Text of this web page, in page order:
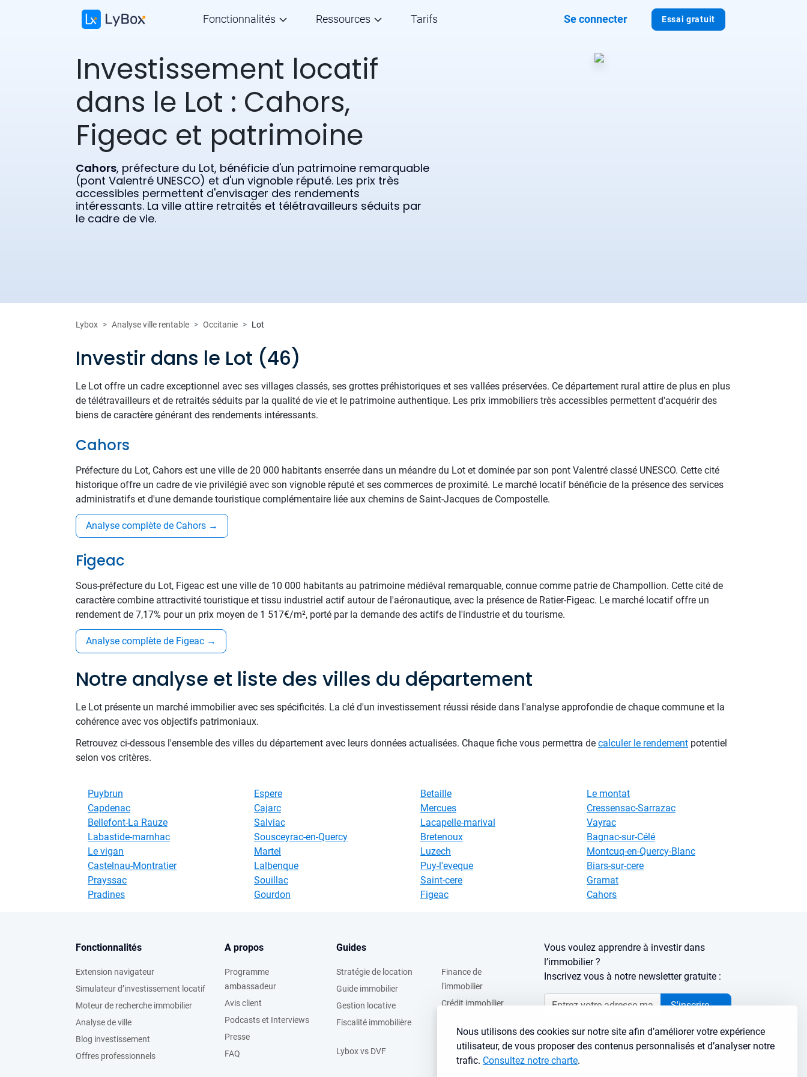
Nous utilisons des cookies sur notre site afin d’améliorer votre expérience
utilisateur, de vous proposer des contenus personnalisés et d’analyser notre
trafic. Consultez notre charte.
Essai gratuit
Fonctionnalités Ressources Tarifs Se connecter
Investissement locatif
dans le Lot : Cahors,
Figeac et patrimoine
Cahors, préfecture du Lot, bénéficie d'un patrimoine remarquable
(pont Valentré UNESCO) et d'un vignoble réputé. Les prix très
accessibles permettent d'envisager des rendements
intéressants. La ville attire retraités et télétravailleurs séduits par
le cadre de vie.
Lybox Analyse ville rentable Occitanie Lot
Investir dans le Lot (46)
Le Lot offre un cadre exceptionnel avec ses villages classés, ses grottes préhistoriques et ses vallées préservées. Ce département rural attire de plus en plus
de télétravailleurs et de retraités séduits par la qualité de vie et le patrimoine authentique. Les prix immobiliers très accessibles permettent d'acquérir des
biens de caractère générant des rendements intéressants.
Cahors
Préfecture du Lot, Cahors est une ville de 20 000 habitants enserrée dans un méandre du Lot et dominée par son pont Valentré classé UNESCO. Cette cité
historique offre un cadre de vie privilégié avec son vignoble réputé et ses commerces de proximité. Le marché locatif bénéficie de la présence des services
administratifs et d'une demande touristique complémentaire liée aux chemins de Saint-Jacques de Compostelle.
Analyse complète de Cahors →
Figeac
Sous-préfecture du Lot, Figeac est une ville de 10 000 habitants au patrimoine médiéval remarquable, connue comme patrie de Champollion. Cette cité de
caractère combine attractivité touristique et tissu industriel actif autour de l'aéronautique, avec la présence de Ratier-Figeac. Le marché locatif offre un
rendement de 7,17% pour un prix moyen de 1 517€/m², porté par la demande des actifs de l'industrie et du tourisme.
Analyse complète de Figeac →
Notre analyse et liste des villes du département
Le Lot présente un marché immobilier avec ses spécificités. La clé d'un investissement réussi réside dans l'analyse approfondie de chaque commune et la
cohérence avec vos objectifs patrimoniaux.
Retrouvez ci-dessous l'ensemble des villes du département avec leurs données actualisées. Chaque fiche vous permettra de calculer le rendement potentiel
selon vos critères.
Puybrun Espere Betaille
Le montat
Capdenac
Cajarc Mercues
Cressensac-Sarrazac
Bellefont-La Rauze
Salviac Lacapelle-marival
Vayrac
Labastide-marnhac
Sousceyrac-en-Quercy Bretenoux
Bagnac-sur-Célé
Le vigan
Martel Luzech
Montcuq-en-Quercy-Blanc
Castelnau-Montratier
Lalbenque Puy-l'eveque
Biars-sur-cere
Prayssac
Souillac Saint-cere
Gramat
Pradines
Gourdon Figeac Cahors
Fonctionnalités
Extension navigateur
Simulateur d’investissement locatif
Moteur de recherche immobilier
Analyse de ville
Blog investissement
Offres professionnels
A propos
Programme
ambassadeur
Avis client
Podcasts et Interviews
Presse
FAQ
Guides
Stratégie de location
Guide immobilier
Gestion locative
Fiscalité immobilière
Finance de
l'immobilier
Crédit immobilier
immobilier
Lybox vs DVF
Vous voulez apprendre à investir dans
l’immobilier ?
Inscrivez vous à notre newsletter gratuite :
S'inscrire→